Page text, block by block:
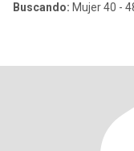
Buscando: Mujer 40 -